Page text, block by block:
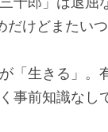
けどまたい
「生きる」。
事前知識なし